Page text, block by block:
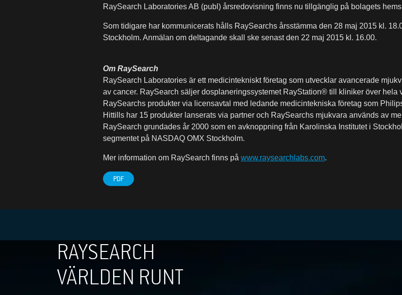
RaySearch Laboratories AB (publ) årsredovisning finns nu tillgänglig på bolagets
Som tidigare har kommunicerats hålls RaySearchs årsstämma den 28 maj 2015 kl.
Stockholm. Anmälan om deltagande skall ske senast den 22 maj 2015 kl. 16.00.
Om RaySearch
RaySearch Laboratories är ett medicintekniskt företag som utvecklar avancerade
av cancer. RaySearch säljer dosplaneringssystemet RayStation® till kliniker över hela
RaySearchs produkter via licensavtal med ledande medicintekniska företag som
Hittills har 15 produkter lanserats via partner och RaySearchs mjukvara används av
RaySearch grundades år 2000 som en avknoppning från Karolinska Institutet i
segmentet på NASDAQ OMX Stockholm.
Mer information om RaySearch finns på www.raysearchlabs.com.
PDF
RAYSEARCH
VÄRLDEN RUNT